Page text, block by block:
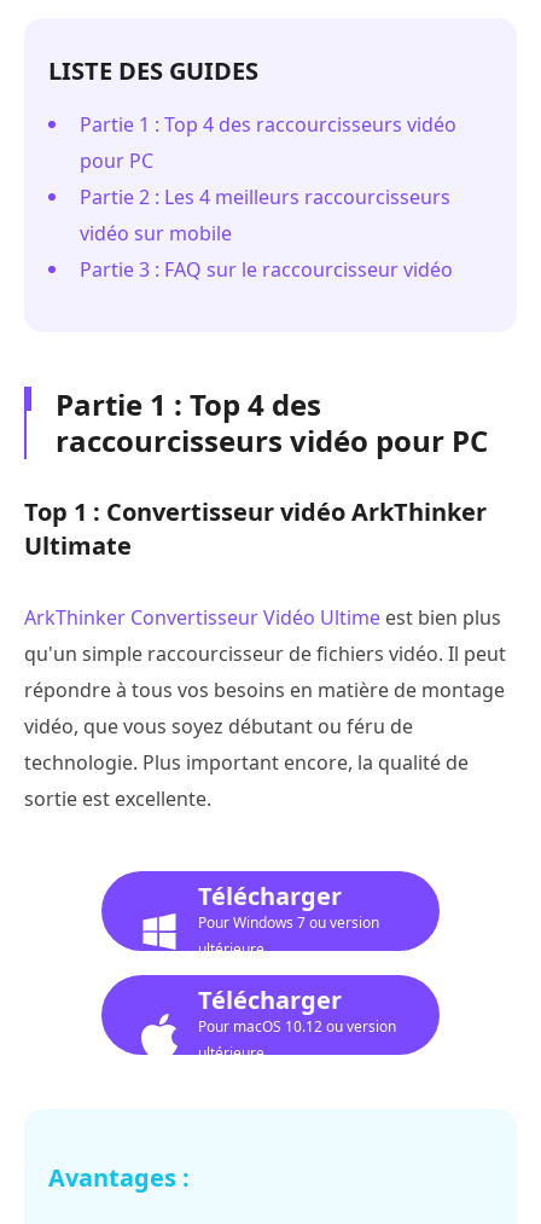
LISTE DES GUIDES
Partie 1 : Top 4 des raccourcisseurs vidéo
pour PC
Partie 2 : Les 4 meilleurs raccourcisseurs
vidéo sur mobile
Partie 3 : FAQ sur le raccourcisseur vidéo
Partie 1 : Top 4 des
raccourcisseurs vidéo pour PC
Top 1 : Convertisseur vidéo ArkThinker
Ultimate
ArkThinker Convertisseur Vidéo Ultime est bien plus
qu'un simple raccourcisseur de fichiers vidéo. Il peut
répondre à tous vos besoins en matière de montage
vidéo, que vous soyez débutant ou féru de
technologie. Plus important encore, la qualité de
sortie est excellente.
Télécharger
Pour Windows 7 ou version
ultérieure
Télécharger
Pour macOS 10.12 ou version
ultérieure
Avantages :